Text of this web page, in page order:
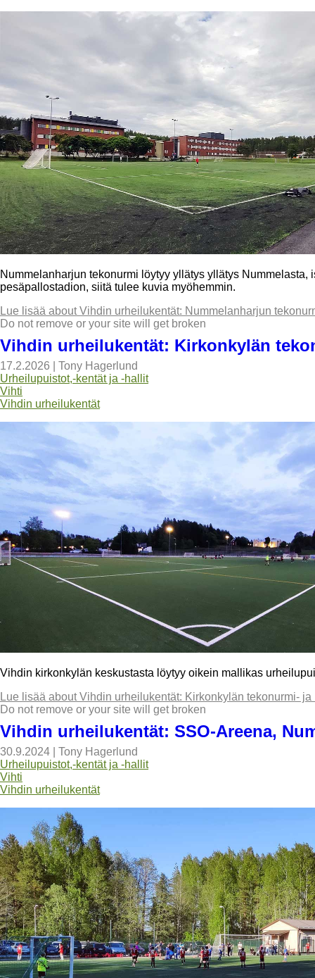
Nummelanharjun tekonurmi löytyy yllätys yllätys
pesäpallostadion, siitä tulee kuvia myöhemmin.
Lue lisää about Vihdin urheilukentät: Nummelanharjun
Do not remove or your site will get broken
Vihdin urheilukentät: Kirkonkylän
17.2.2026
Tony Hagerlund
Urheilupuistot,-kentät ja -hallit
Vihti
Vihdin urheilukentät
Vihdin kirkonkylän keskustasta löytyy oikein mallikas
Lue lisää about Vihdin urheilukentät: Kirkonkylän tekonurmi- ja
Do not remove or your site will get broken
Vihdin urheilukentät: SSO-Areena,
30.9.2024
Tony Hagerlund
Urheilupuistot,-kentät ja -hallit
Vihti
Vihdin urheilukentät